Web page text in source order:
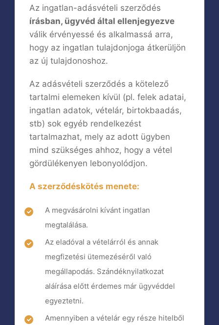
Az ingatlan-adásvételi szerződés
írásban, ügyvéd által ellenjegyezve
válik érvényessé és alkalmassá arra,
hogy az ingatlan tulajdonjoga átkerüljön
az új tulajdonoshoz.
Az adásvételi szerződés a kötelező
tartalmi elemeken kívül (pl. felek adatai,
ingatlan adatok, vételár, birtokbaadás,
stb) sok egyéb rendelkezést
tartalmazhat, mely az adott ügyben
mind szükséges ahhoz, hogy a vétel
gördülékenyen lebonyolódjon.
A szerződéskötés menete:
A megvásárolni kívánt ingatlan
megtalálása.
Az eladóval a vételárról és annak
megfizetési ütemezéséről való
megállapodás. Szándéknyilatkozat
aláírása előtt érdemes már ügyvéddel
egyeztetni.
Amennyiben a vételár egy része hitelből